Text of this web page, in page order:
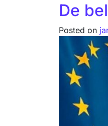
De
Posted on